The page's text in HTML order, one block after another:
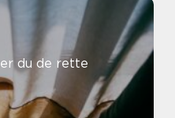
du de rette